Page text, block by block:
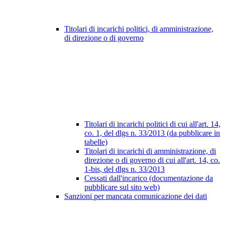
Titolari di incarichi politici, di amministrazione,
di direzione o di governo
Titolari di incarichi politici di cui all'art. 14,
co. 1, del dlgs n. 33/2013 (da pubblicare in
tabelle)
Titolari di incarichi di amministrazione, di
direzione o di governo di cui all'art. 14, co.
1-bis, del dlgs n. 33/2013
Cessati dall'incarico (documentazione da
pubblicare sul sito web)
Sanzioni per mancata comunicazione dei dati